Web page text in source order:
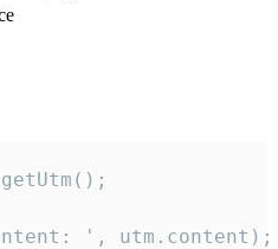
', utm.content);